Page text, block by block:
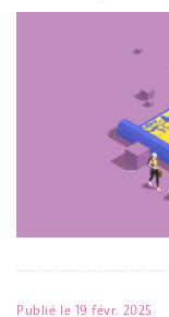
Publié le 19 févr. 2025